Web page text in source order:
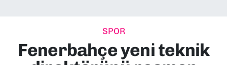
SPOR
Fenerbahçe yeni teknik
EKONOMİ
Süper Lig Puan Durumu ve Fikstür
Tüm Manşetler